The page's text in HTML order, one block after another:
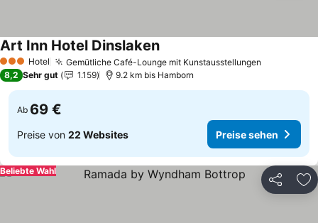
3 SterneHotel Gemütliche Café-Lounge mit Kunstausstellungen
Art Inn Hotel DinslakenPreise sehen
8,2 Sehr gut 1.159 9.2 km bis Hamborn
Ab 69 €
Preise von 22 Websites Preise sehen
Teilen
Beliebte Wahl